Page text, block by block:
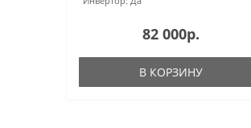
82 000р.
В КОРЗИНУ